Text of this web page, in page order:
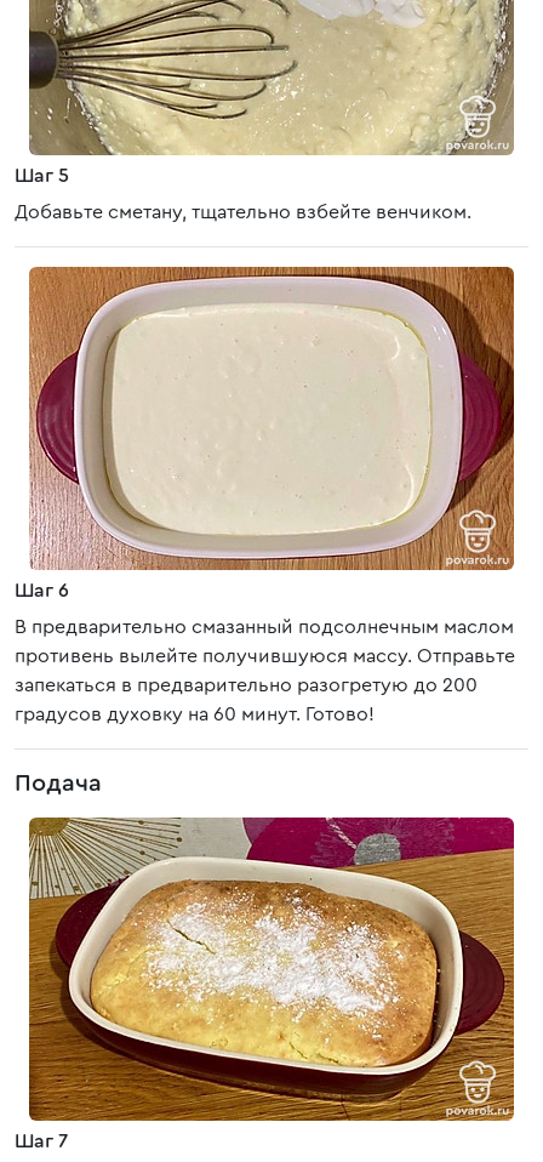
Шаг 5
Добавьте сметану, тщательно взбейте венчиком.
Шаг 6
В предварительно смазанный подсолнечным маслом
противень вылейте получившуюся массу. Отправьте
запекаться в предварительно разогретую до 200
градусов духовку на 60 минут. Готово!
Подача
Шаг 7